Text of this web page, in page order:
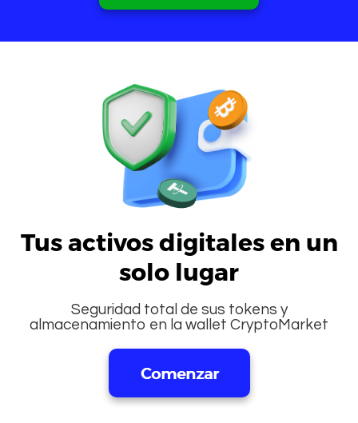
Tus activos digitales en un
solo lugar
Seguridad total de sus tokens y
almacenamiento en la wallet CryptoMarket
Comenzar